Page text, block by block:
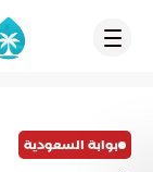
بوابة السعودية